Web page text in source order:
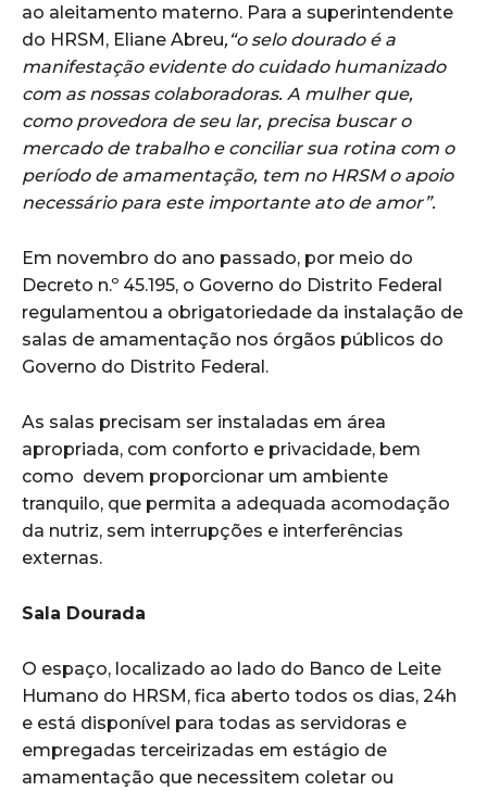
ao aleitamento materno. Para a superintendente
do HRSM, Eliane Abreu,“o selo dourado é a
manifestação evidente do cuidado humanizado
com as nossas colaboradoras. A mulher que,
como provedora de seu lar, precisa buscar o
mercado de trabalho e conciliar sua rotina com o
período de amamentação, tem no HRSM o apoio
necessário para este importante ato de amor”.
Em novembro do ano passado, por meio do
Decreto n.º 45.195, o Governo do Distrito Federal
regulamentou a obrigatoriedade da instalação de
salas de amamentação nos órgãos públicos do
Governo do Distrito Federal.
As salas precisam ser instaladas em área
apropriada, com conforto e privacidade, bem
como devem proporcionar um ambiente
tranquilo, que permita a adequada acomodação
da nutriz, sem interrupções e interferências
externas.
Sala Dourada
O espaço, localizado ao lado do Banco de Leite
Humano do HRSM, fica aberto todos os dias, 24h
e está disponível para todas as servidoras e
empregadas terceirizadas em estágio de
amamentação que necessitem coletar ou